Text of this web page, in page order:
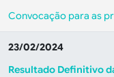
Convocação para as
23/02/2024
Resultado Definitivo